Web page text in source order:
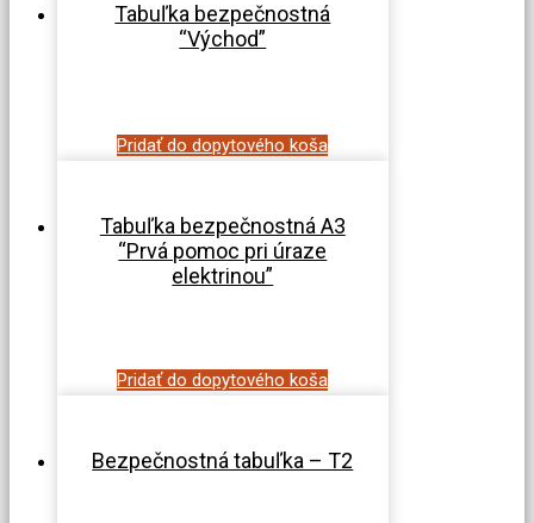
Tabuľka bezpečnostná
“Východ”
Pridať do dopytového koša
Tabuľka bezpečnostná A3
“Prvá pomoc pri úraze
elektrinou”
Pridať do dopytového koša
Bezpečnostná tabuľka – T2